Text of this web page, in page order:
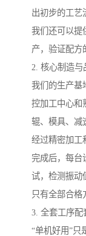
出初步的工艺
我们还可以提
产，验证配方
2. 核心制造与
我们的生产基
控加工中心和
辊、模具、减
经过精密加工
完成后，每台
试，检测振动
只有全部合格
3. 全套工序配
“单机好用”只